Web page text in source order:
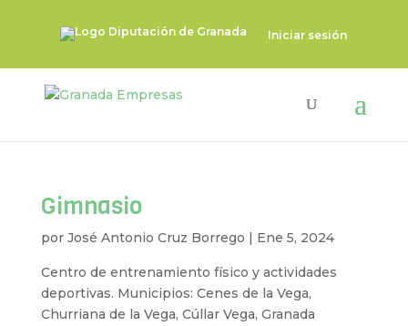
Iniciar sesión
Gimnasio
por José Antonio Cruz Borrego | Ene 5, 2024
Centro de entrenamiento físico y actividades
deportivas. Municipios: Cenes de la Vega,
Churriana de la Vega, Cúllar Vega, Granada